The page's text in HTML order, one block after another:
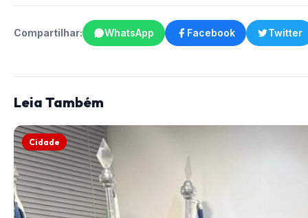
Compartilhar: WhatsApp Facebook Twitter
Leia Também
Cidade